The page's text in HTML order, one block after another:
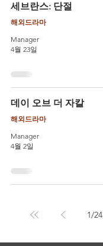
세브란스: 단절
해외드라마
Manager
4월 23일
데이 오브 더 자칼
해외드라마
Manager
4월 2일
1/24